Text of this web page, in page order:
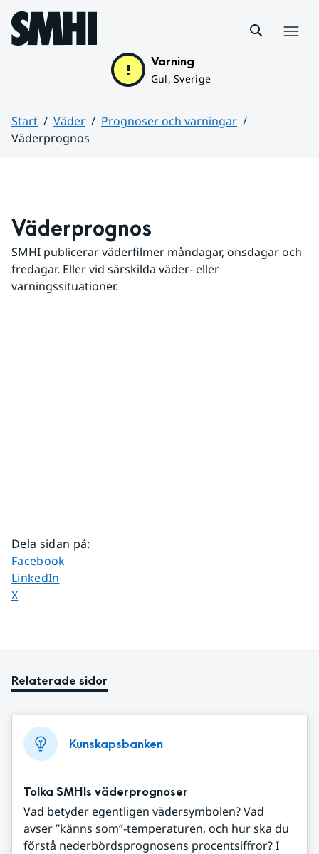
Hoppa till sidans innehåll
Varning
Gul, Sverige
Start Väder
Prognoser och varningar
Väderprognos
Väderprognos
SMHI publicerar väderfilmer måndagar, onsdagar och
fredagar. Eller vid särskilda väder- eller
varningssituationer.
Dela sidan på:
Dela sidan på
Facebook
Dela sidan på
LinkedIn
Dela sidan på
X
Relaterade sidor
Kunskapsbanken
Tolka SMHIs väderprognoser
Vad betyder egentligen vädersymbolen? Vad
avser ”känns som”-temperaturen, och hur ska du
förstå nederbördsprognosens procentsiffror? I